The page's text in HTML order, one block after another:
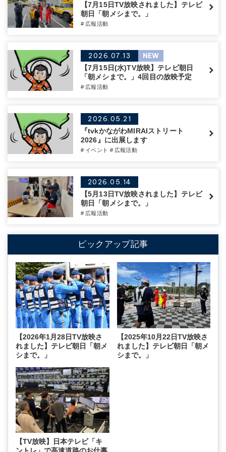
【7月15日TV放映されました】テレビ
朝日「朝メシまで。」
# 広報活動
2026.07.13
NEW
【7月15日(水)TV放映】テレビ朝日
「朝メシまで。」4回目の放映予定
# 広報活動
2026.05.21
『tvkかながわMIRAIストリート
2026』に出展します
# イベント # 広報活動
2026.05.14
【5月13日TV放映されました】テレビ
朝日「朝メシまで。」
# 広報活動
ピックアップ記事
【2026年1月28日TV放映さ
れました】テレビ朝日「朝メ
シまで。」
【2025年10月22日TV放映さ
れました】テレビ朝日「朝メ
シまで。」
【TV放映】日本テレビ「キ